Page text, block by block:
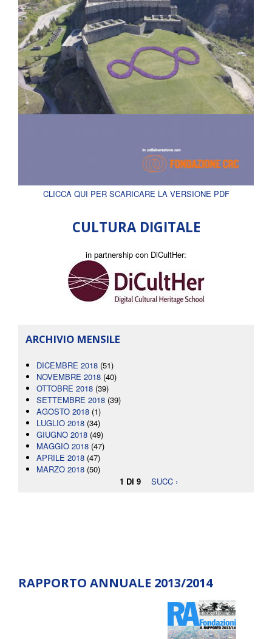
CLICCA QUI PER SCARICARE LA VERSIONE PDF
CULTURA DIGITALE
in partnership con DiCultHer:
ARCHIVIO MENSILE
DICEMBRE 2018 (51)
NOVEMBRE 2018 (40)
OTTOBRE 2018 (39)
SETTEMBRE 2018 (39)
AGOSTO 2018 (1)
LUGLIO 2018 (34)
GIUGNO 2018 (49)
MAGGIO 2018 (47)
APRILE 2018 (47)
MARZO 2018 (50)
1 DI 9
SUCC ›
RAPPORTO ANNUALE 2013/2014